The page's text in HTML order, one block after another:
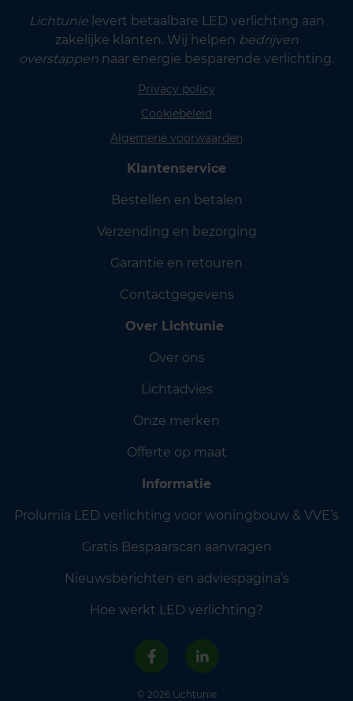
Lichtunielevert betaalbare LED verlichting aan
zakelijke klanten. Wij helpen bedrijven
overstappen naar energie besparende verlichting.
Privacy policy
Cookiebeleid
Algemene voorwaarden
Klantenservice
Bestellen en betalen
Verzending en bezorging
Garantie en retouren
Contactgegevens
Over Lichtunie
Over ons
Lichtadvies
Onze merken
Offerte op maat
Informatie
Prolumia LED verlichting voor woningbouw & VVE’s
Gratis Bespaarscan aanvragen
Nieuwsberichten en adviespagina’s
Hoe werkt LED verlichting?
© 2026 Lichtunie